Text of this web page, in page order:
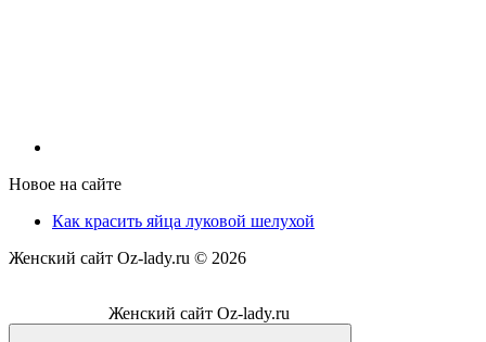
Новое на сайте
Как красить яйца луковой шелухой
Женский сайт Oz-lady.ru © 2026
Женский сайт Oz-lady.ru